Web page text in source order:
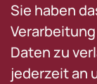
Sie haben
Daten zu
jederzeit an